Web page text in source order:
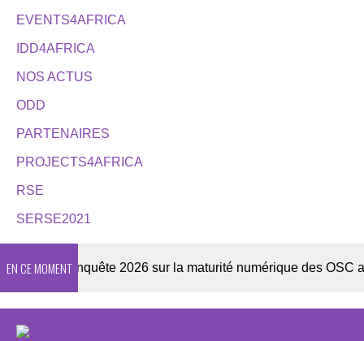
EVENTS4AFRICA
IDD4AFRICA
NOS ACTUS
ODD
PARTENAIRES
PROJECTS4AFRICA
RSE
SERSE2021
EN CE MOMENT
Enquête 2026 sur la maturité numérique des OSC